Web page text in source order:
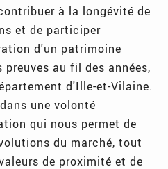
à la longévité de
et de participer
d'un patrimoine
au fil des années,
d'Ille-et-Vilaine.
une volonté
qui nous permet de
du marché, tout
de proximité et de